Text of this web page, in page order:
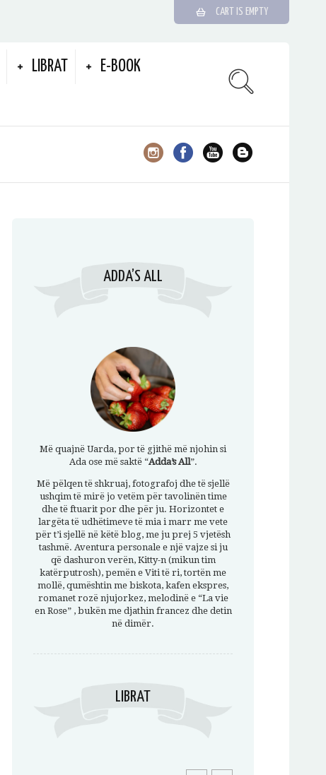
CART IS EMPTY
LIBRAT E-BOOK
ADDA’S ALL
Më quajnë Uarda, por të gjithë më njohin si
Ada ose më saktë “Adda’s All”.
Më pëlqen të shkruaj, fotografoj dhe të sjellë
ushqim të mirë jo vetëm për tavolinën time
dhe të ftuarit por dhe për ju. Horizontet e
largëta të udhëtimeve të mia i marr me vete
për t’i sjellë në këtë blog, me ju prej 5 vjetësh
tashmë. Aventura personale e një vajze si ju
që dashuron verën, Kitty-n (mikun tim
katërputrosh), pemën e Viti të ri, tortën me
mollë, qumështin me biskota, kafen ekspres,
romanet rozë njujorkez, melodinë e “La vie
en Rose” , bukën me djathin francez dhe detin
në dimër.
LIBRAT